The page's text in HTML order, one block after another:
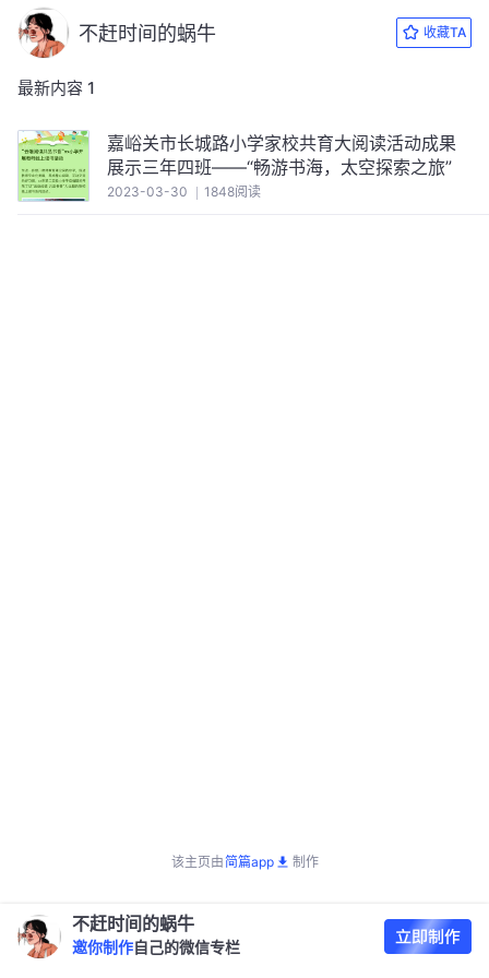
不赶时间的蜗牛 收藏TA
最新内容 1
嘉峪关市长城路小学家校共育大阅读活动成果
展示三年四班——“畅游书海，太空探索之旅”
2023-03-30 1848阅读
该主页由简篇app 制作
不赶时间的蜗牛
邀你制作 自己的微信专栏